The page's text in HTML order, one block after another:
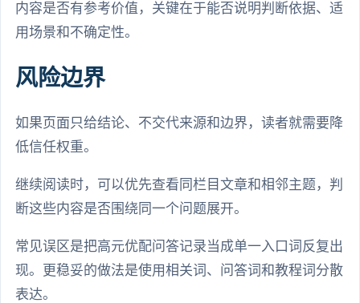
内容是否有参考价值，关键在于能否说明判断依据、适
用场景和不确定性。
风险边界
如果页面只给结论、不交代来源和边界，读者就需要降
低信任权重。
继续阅读时，可以优先查看同栏目文章和相邻主题，判
断这些内容是否围绕同一个问题展开。
常见误区是把高元优配问答记录当成单一入口词反复出
现。更稳妥的做法是使用相关词、问答词和教程词分散
表达。